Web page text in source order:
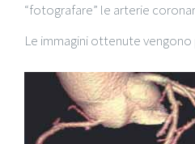
“fotografare” le arterie
Le immagini ottenute